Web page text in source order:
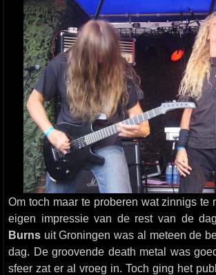
Om toch maar te proberen wat zinnigs te
eigen impressie van de rest van de
Burns uit Groningen was al meteen de
dag. De groovende death metal was
sfeer zat er al vroeg in. Toch ging het